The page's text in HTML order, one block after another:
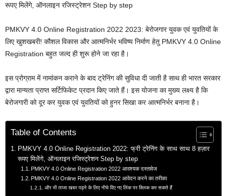
रूपए मिलेंगे, ऑनलाइन रजिस्ट्रेशन Step by step
PMKVY 4.0 Online Registration 2022 2023: बेरोजगार युवक एवं युवतियों के
लिए खुशखबरी! कौशल विकास और आत्मनिर्भर भविष्य निर्माण हेतु PMKVY 4.0 Online
Registration बहुत जल्द ही शुरू होने जा रहा है।
इस प्रोग्राम में नामांकन कराने के बाद ट्रेनिंग की सुविधा दी जाती है साथ ही भारत सरकार
द्वारा मान्यता प्राप्त सर्टिफिकेट प्रदान किए जाते हैं। इस योजना का मुख्य लक्ष्य है कि
बेरोजगारी को दूर कर युवक एवं युवतियों को हुनर सिखा कर आत्मनिर्भर बनाना है।
Table of Contents
PMKVY 4.0 Online Registration 2022: फ्री ट्रेनिंग के साथ साथ 8 हज़ार
रूपए मिलेंगे, ऑनलाइन रजिस्ट्रेशन Step by step
PMKVY 4.0 Online Registration 2022 आवश्यक दस्तावेज
PMKVY 4.0 Online Registration 2022 आवेदन करने का तरीका
और भी ताजा खबर पढ़ने के लिए नीचे दिए गए लिंक पर क्लिक कर सकते हैं